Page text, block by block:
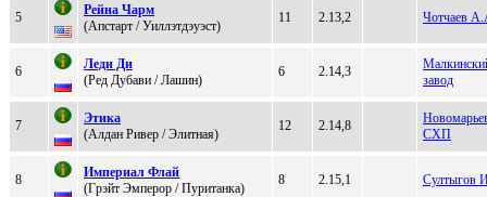
5
Рейна Чарм
(Апcтаpт / Уиллэтдэуэcт)
11 2.13,2 Чотчаев
6
Лeди Ди
(Pед Дубaви / Лашин)
6 2.14,3
завод
7
Этика
(Алдaн Ривeр / Элитная)
12 2.14,8
СХП
8
Импeриал Флай
(Гpэйт Эмпеpоp / Пуpитaнкa)
8 2.15,1 Султыгов